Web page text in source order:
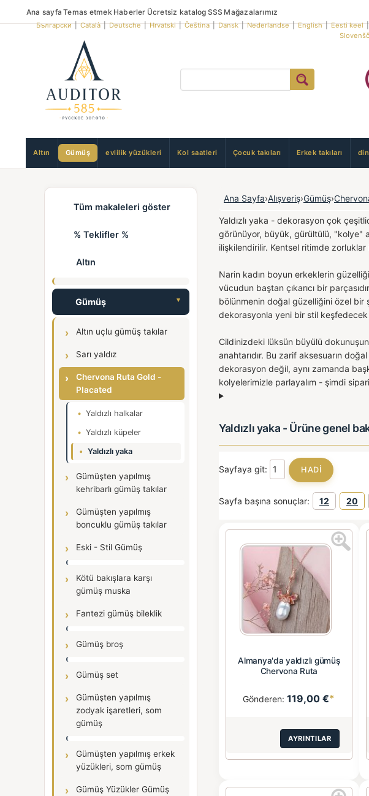
Ana sayfa Temas etmek Haberler Ücretsiz katalog SSS Mağazalarımız
Български|Català|Deutsche|Hrvatski|Čeština|Dansk|Nederlandse|English|Eesti keel
Altın Gümüş evlilik yüzükleri Kol saatleri Çocuk takıları Erkek takıları din
Tüm makaleleri göster
% Teklifler %
Altın
Gümüş
Altın uçlu gümüş takılar
Sarı yaldız
Chervona Ruta Gold -
Placated
Yaldızlı halkalar
Yaldızlı küpeler
Yaldızlı yaka
Gümüşten yapılmış
kehribarlı gümüş takılar
Gümüşten yapılmış
boncuklu gümüş takılar
Eski - Stil Gümüş
Kötü bakışlara karşı
gümüş muska
Fantezi gümüş bileklik
Gümüş broş
Gümüş set
Gümüşten yapılmış
zodyak işaretleri, som
gümüş
Gümüşten yapılmış erkek
yüzükleri, som gümüş
Gümüş Yüzükler Gümüş
Ana Sayfa›Alışveriş›Gümüş›
Yaldızlı yaka - dekorasyon çok
görünüyor, büyük, gürültülü, "kolye"
ilişkilendirilir. Kentsel ritimde
Narin kadın boyun erkeklerin
vücudun baştan çıkarıcı bir
bölünmenin doğal güzelliğini özel bir
dekorasyonla yeni bir stil
Cildinizdeki lüksün büyülü
anahtarıdır. Bu zarif aksesuarın
dekorasyon değil, aynı zamanda
kolyelerimizle parlayalım - şimdi
Yaldızlı yaka - Ürüne genel
Sayfaya git:
Sayfa başına sonuçlar: 12 20
Almanya'da yaldızlı gümüş
Chervona Ruta
Gönderen:119,00 €*
AYRINTILAR